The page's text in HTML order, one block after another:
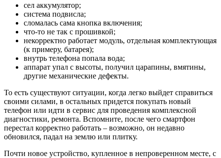
сел аккумулятор;
система подвисла;
сломалась сама кнопка включения;
что-то не так с прошивкой;
некорректно работает модуль, отдельная комплектующая
(к примеру, батарея);
внутрь телефона попала вода;
аппарат упал с высоты, получил царапины, вмятины,
другие механические дефекты.
То есть существуют ситуации, когда легко выйдет справиться
своими силами, в остальных придется покупать новый
телефон или идти в сервис для проведения комплексной
диагностики, ремонта. Вспомните, после чего смартфон
перестал корректно работать – возможно, он недавно
обновился, падал на землю или плитку.
Почти новое устройство, купленное в непроверенном месте, с